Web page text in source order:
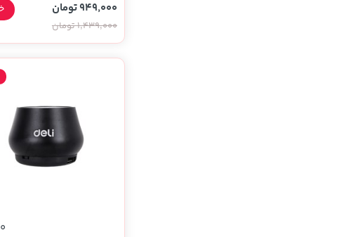
949,000 تومان
1,439,000 تومان
0